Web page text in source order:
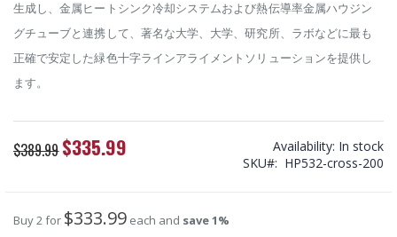
生成し、金属ヒートシンク冷却システムおよび熱伝導率金属ハウジン
グチューブと連携して、著名な大学、大学、研究所、ラボなどに最も
正確で安定した緑色十字ラインアライメントソリューションを提供し
ます。
$389.99 Special
Price
$335.99 Availability: In stock
SKU
HP532-cross-200
Buy 2 for $333.99 each and save1%